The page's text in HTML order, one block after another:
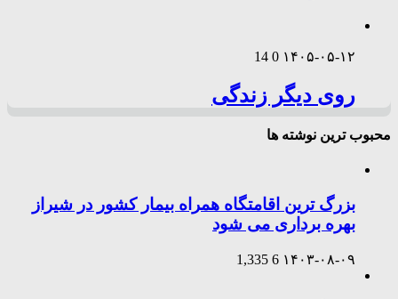
۱۴۰۵-۰۵-۱۲ 0
14
روی دیگر زندگی
محبوب ترین نوشته ها
بزرگ ترین اقامتگاه همراه بیمار کشور در شیراز
بهره برداری می شود
۱۴۰۳-۰۸-۰۹ 6
1,335